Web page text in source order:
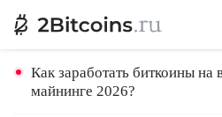
Как заработать биткоины на
майнинге 2026?